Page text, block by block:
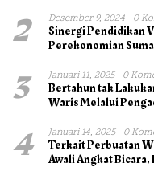
2 Desember 9, 2024 0
Sinergi Pendidikan
Perekonomian
3 Januari 11, 2025 0
Bertahun tak
Waris Melalui
4 Januari 14, 2025 0
Terkait Perbuatan
Awali Angkat